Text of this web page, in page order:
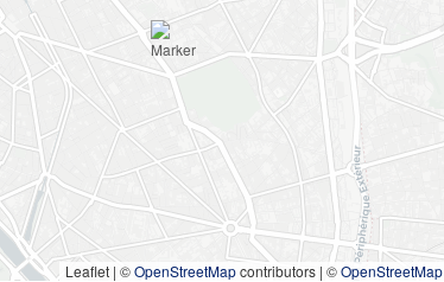
Leaflet | ©OpenStreetMapcontributors | ©OpenStreetMap